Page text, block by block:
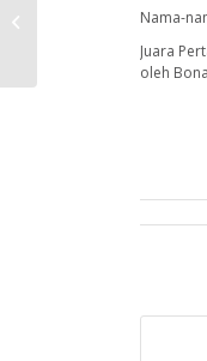
Nama-
Juara
oleh
LOMBA DESAIN
NASIONAL YANG